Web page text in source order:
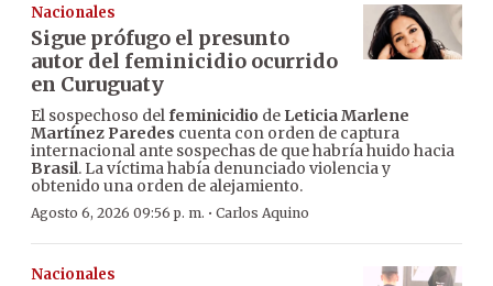
Nacionales
Sigue prófugo el presunto
autor del feminicidio ocurrido
en Curuguaty
El sospechoso delfeminicidio de Leticia Marlene
Martínez Paredes cuenta con orden de captura
internacional ante sospechas de que habría huido hacia
Brasil. La víctima había denunciado violencia y
obtenido una orden de alejamiento.
Agosto 6, 2026 09:56 p. m. · Carlos Aquino
Nacionales